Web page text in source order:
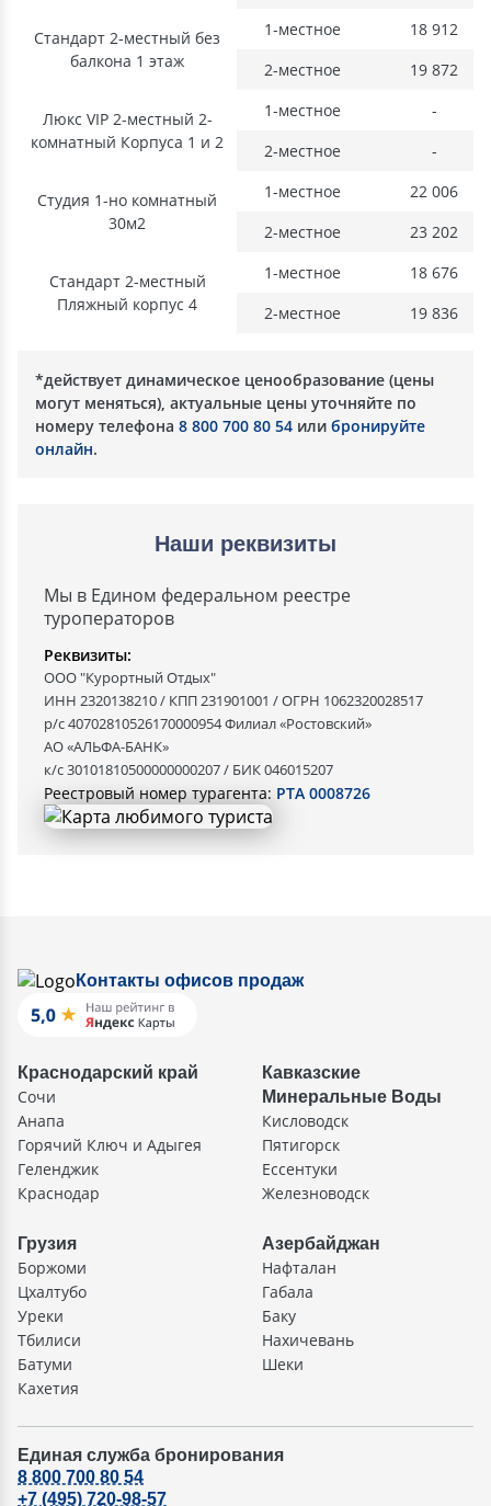
Стандарт 2-местный без
балкона 1 этаж
1-местное
18 912
2-местное
19 872
Люкс VIP 2-местный 2-
комнатный Корпуса 1 и 2
1-местное
-
2-местное
-
Студия 1-но комнатный
30м2
1-местное
22 006
2-местное
23 202
Стандарт 2-местный
Пляжный корпус 4
1-местное
18 676
2-местное
19 836
*действует динамическое ценообразование (цены
могут меняться), актуальные цены уточняйте по
номеру телефона 8 800 700 80 54 или бронируйте
онлайн.
Наши реквизиты
Мы в Едином федеральном реестре
туроператоров
Реквизиты:
ООО "Курортный Отдых"
ИНН 2320138210 / КПП 231901001 / ОГРН 1062320028517
р/с 40702810526170000954 Филиал «Ростовский»
АО «АЛЬФА-БАНК»
к/с 30101810500000000207 / БИК 046015207
Реестровый номер турагента: РТА 0008726
Контакты офисов продаж
Краснодарский край
Сочи
Анапа
Горячий Ключ и Адыгея
Геленджик
Краснодар
Кавказские
Минеральные Воды
Кисловодск
Пятигорск
Ессентуки
Железноводск
Грузия
Боржоми
Цхалтубо
Уреки
Тбилиси
Батуми
Кахетия
Азербайджан
Нафталан
Габала
Баку
Нахичевань
Шеки
Единая служба бронирования
8 800 700 80 54
+7 (495) 720-98-57